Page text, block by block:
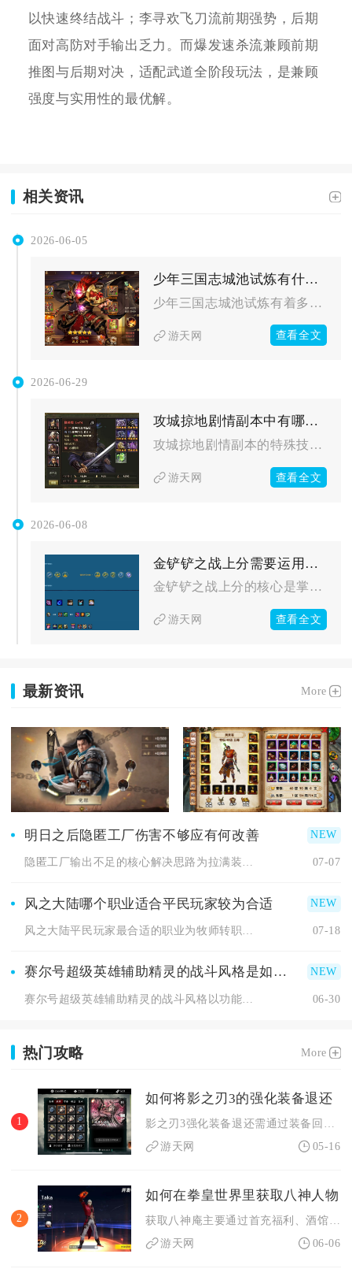
以快速终结战斗；李寻欢飞刀流前期强势，后期
面对高防对手输出乏力。而爆发速杀流兼顾前期
推图与后期对决，适配武道全阶段玩法，是兼顾
强度与实用性的最优解。
相关资讯
2026-06-05
少年三国志城池试炼有什么特殊规则需要了解
少年三国志城池试炼有着多层递进解锁、阵营联动、城池梯度难度、...
游天网 查看全文
2026-06-29
攻城掠地剧情副本中有哪些特殊技能或道具
攻城掠地剧情副本的特殊技能与道具，涵盖武将觉醒技、副本专属战...
游天网 查看全文
2026-06-08
金铲铲之战上分需要运用怎样的阵容策略
金铲铲之战上分的核心是掌握阵容适配、经济运营、站位博弈与动态...
游天网 查看全文
最新资讯 More
明日之后隐匿工厂伤害不够应有何改善
隐匿工厂输出不足的核心解决思路为拉满装备词条属性、循环利用潜... 07-07
风之大陆哪个职业适合平民玩家较为合适
07-18
赛尔号超级英雄辅助精灵的战斗风格是如何的
06-30
热门攻略 More
1
如何将影之刃3的强化装备退还
游天网
05-16
2
如何在拳皇世界里获取八神人物
游天网
06-06